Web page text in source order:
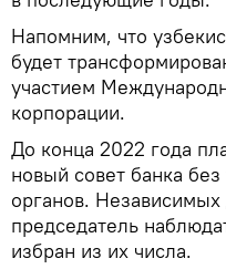
Напомним, что
будет
участием
корпорации.
До конца 2022 года
новый совет банка
органов. Независимых
председатель
избран из их числа.